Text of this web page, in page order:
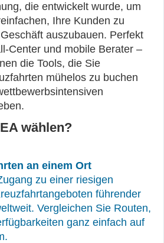
die entwickelt wurde, um
Ihre Kunden zu
auszubauen. Perfekt
Center und mobile Berater –
die Tools, die Sie
mühelos zu buchen
wählen?
an einem Ort
zu einer riesigen
führender
Vergleichen Sie Routen,
ganz einfach auf